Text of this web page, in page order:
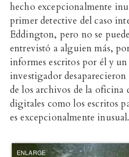
hecho excepcionalmente
primer detective del caso
Eddington, pero no se
entrevistó a alguien más,
informes escritos por él y
investigador
de los archivos de la oficina
digitales como los escritos
es excepcionalmente inusual.
ENLARGE